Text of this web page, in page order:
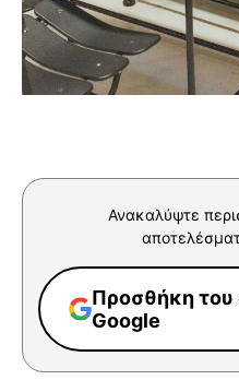
Ανακαλύψτε
Προσθήκη του
Google